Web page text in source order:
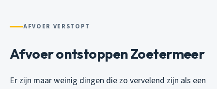
AFVOER VERSTOPT
Afvoer ontstoppen Zoetermeer
Er zijn maar weinig dingen die zo vervelend zijn als een